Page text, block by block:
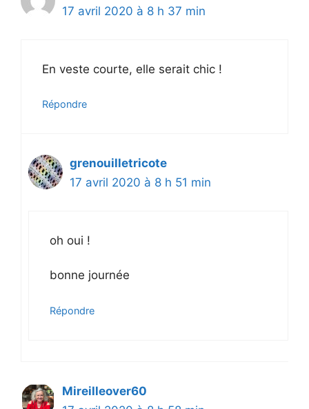
17 avril 2020 à 8 h 37 min
En veste courte, elle serait chic !
Répondre
grenouilletricote
17 avril 2020 à 8 h 51 min
oh oui !
bonne journée
Répondre
Mireilleover60